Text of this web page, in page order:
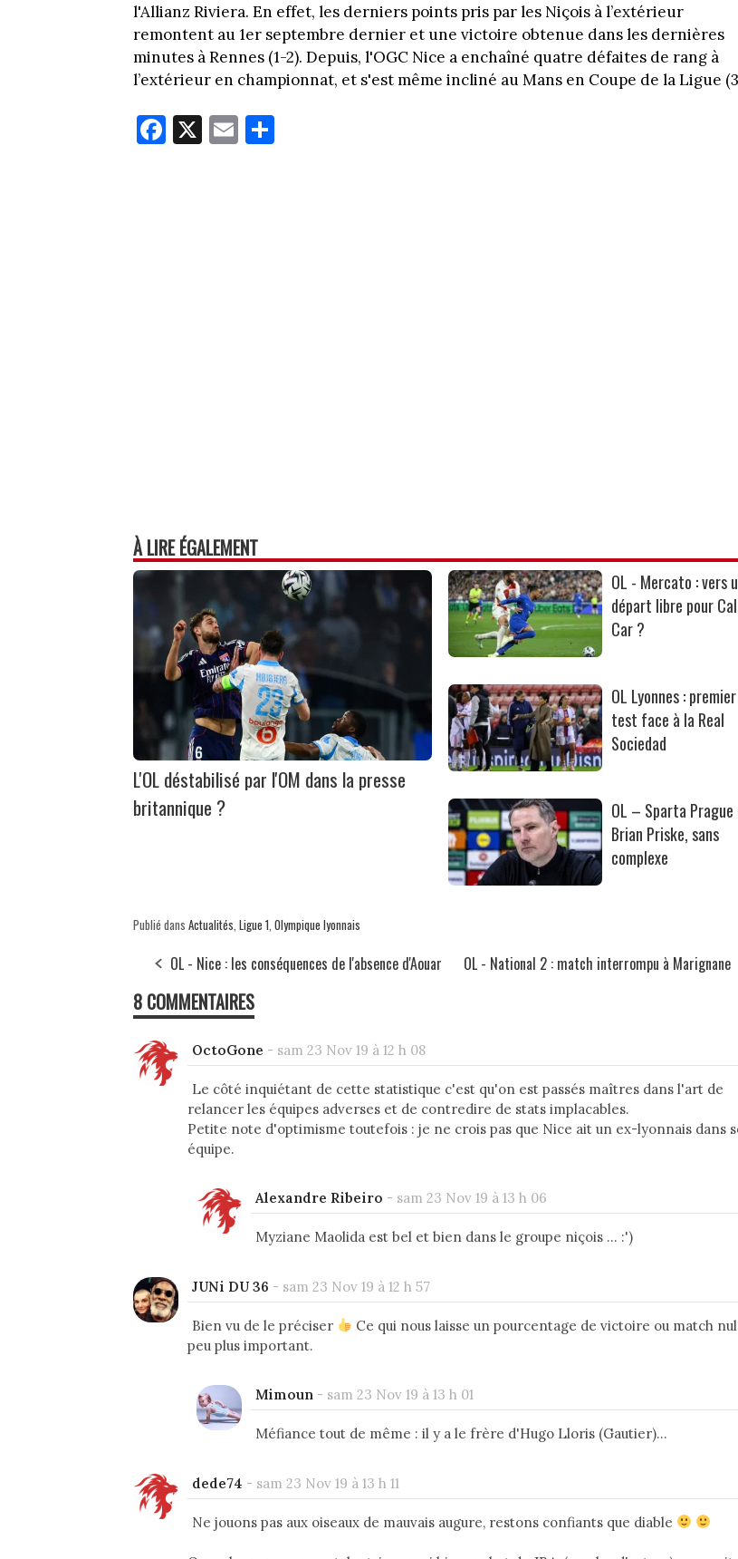
l'Allianz Riviera. En effet, les derniers points pris par les Niçois à l’extérieur
remontent au 1er septembre dernier et une victoire obtenue dans les dernières
minutes à Rennes (1-2). Depuis, l'OGC Nice a enchaîné quatre défaites de rang à
l’extérieur en championnat, et s'est même incliné au Mans en Coupe de la Ligue
Fa
ce
X E
m
À LIRE ÉGALEMENT
L'OL déstabilisé par l'OM dans la presse
britannique ?
OL - Mercato : vers
départ libre pour
Car ?
OL Lyonnes : premier
test face à la Real
Sociedad
OL – Sparta Prague
Brian Priske, sans
complexe
Publié dans Actualités Ligue 1 Olympique lyonnais
OL - Nice : les conséquences de l'absence d'Aouar OL - National 2 : match interrompu à Marignane
8 COMMENTAIRES
OctoGone - sam 23 Nov 19 à 12 h 08
Le côté inquiétant de cette statistique c'est qu'on est passés maîtres dans l'art de
relancer les équipes adverses et de contredire de stats implacables.
Petite note d'optimisme toutefois : je ne crois pas que Nice ait un ex-lyonnais dans
équipe.
Alexandre Ribeiro - sam 23 Nov 19 à 13 h 06
Myziane Maolida est bel et bien dans le groupe niçois ... :')
JUNi DU 36 - sam 23 Nov 19 à 12 h 57
Bien vu de le préciser
Ce qui nous laisse un pourcentage de victoire ou match
peu plus important.
Mimoun - sam 23 Nov 19 à 13 h 01
Méfiance tout de même : il y a le frère d'Hugo Lloris (Gautier)...
dede74 - sam 23 Nov 19 à 13 h 11
Ne jouons pas aux oiseaux de mauvais augure, restons confiants que diable